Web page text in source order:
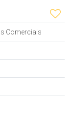
Comerciais